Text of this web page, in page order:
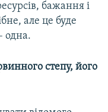
бажання і
але це буде
одна.
степу, його